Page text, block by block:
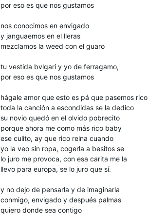
por eso es que nos gustamos
nos conocimos en envigado
y janguaemos en el lleras
mezclamos la weed con el guaro
tu vestida bvlgari y yo de ferragamo,
por eso es que nos gustamos
hágale amor que esto es pá que pasemos rico
toda la canción a escondidas se la dedico
su novio quedó en el olvido pobrecito
porque ahora me como más rico baby
ese culito, ay que rico reina cuando
yo la veo sin ropa, cogerla a besitos se
lo juro me provoca, con esa carita me la
llevo para europa, se lo juro que sí.
y no dejo de pensarla y de imaginarla
conmigo, envigado y después palmas
quiero donde sea contigo